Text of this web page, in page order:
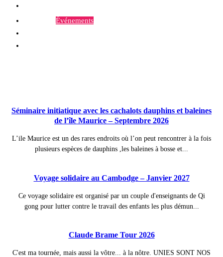
Événements
Séminaire initiatique avec les cachalots dauphins et baleines
de l’île Maurice – Septembre 2026
L’ile Maurice est un des rares endroits où l’on peut rencontrer à la fois
plusieurs espèces de dauphins ,les baleines à bosse et...
Voyage solidaire au Cambodge – Janvier 2027
Ce voyage solidaire est organisé par un couple d'enseignants de Qi
gong pour lutter contre le travail des enfants les plus démun...
Claude Brame Tour 2026
C'est ma tournée, mais aussi la vôtre... à la nôtre. UNIES SONT NOS